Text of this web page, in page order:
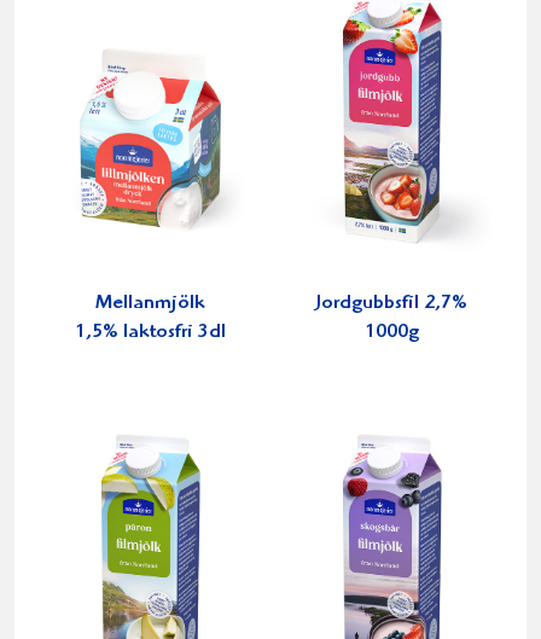
Mellanmjölk
1,5% laktosfri 3dl
Jordgubbsfil 2,7%
1000g